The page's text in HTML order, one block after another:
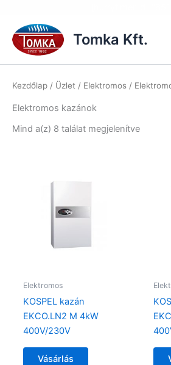
content
Tomka Kft.
Kezdőlap / Üzlet / Elektromos /
Elektromos kazánok
Mind a(z) 8 találat megjelenítve
Elektromos
KOSPEL kazán
EKCO.LN2 M 4kW
400V/230V
Vásárlás